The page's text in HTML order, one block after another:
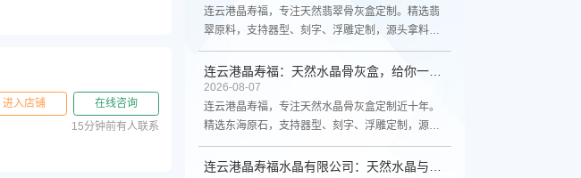
进入店铺
在线咨询
15分钟前有人联系
连云港晶寿福，专注天然翡翠骨灰盒定制。精选翡
翠原料，支持器型、刻字、浮雕定制，源头拿料无
中间商。真材实料不玩虚的，咨询电话
13961300298。
连云港晶寿福：天然水晶骨灰盒，给你一个靠谱的选择
2026-08-07
连云港晶寿福，专注天然水晶骨灰盒定制近十年。
精选东海原石，支持器型、刻字、浮雕定制，源头
拿料无中间商。真材实料不玩虚的，线上线下都能
买。咨询电话13961300298。
连云港晶寿福水晶有限公司：天然水晶与翡翠骨灰盒，源头厂家支持定制